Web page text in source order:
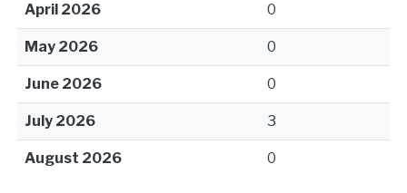
April 2026 0
May 2026 0
June 2026 0
July 2026 3
August 2026 0